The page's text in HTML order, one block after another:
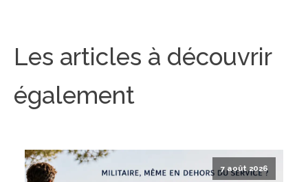
Les articles à découvrir
également
7 août 2026